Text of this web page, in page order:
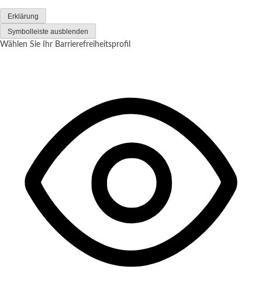
Erklärung
Symbolleiste ausblenden
Wählen Sie Ihr Barrierefreiheitsprofil